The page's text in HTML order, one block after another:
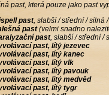
past, která pouze jako past
past, slabší / střední / silná
past(velmi snadno
past, slabší / střední /
past, lítý jezevec
past, lítý kanec
past, lítý vlk
past, lítý pavouk
past, lítý medvěd
past, lítý tygr